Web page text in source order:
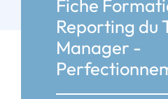
Fiche
Reporting du
Manager -